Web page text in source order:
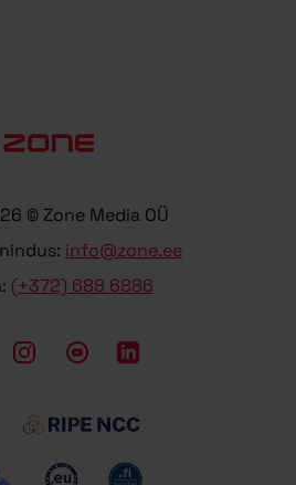
© Zone Media OÜ
info@zone.ee
(+372) 688 6886